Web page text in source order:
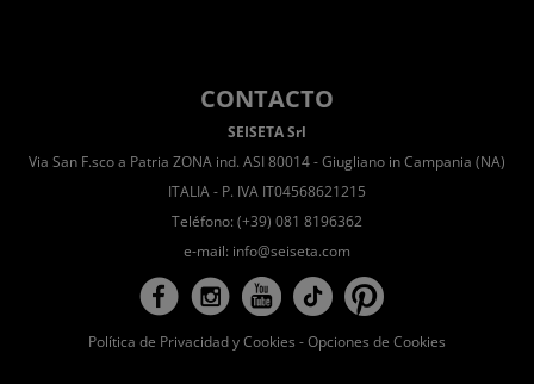
CONTACTO
SEISETA Srl
Via San F.sco a Patria ZONA ind. ASI 80014 - Giugliano in Campania (NA)
ITALIA - P. IVA IT04568621215
Teléfono: (+39) 081 8196362
e-mail: info@seiseta.com
Política de Privacidad y Cookies -Opciones de Cookies